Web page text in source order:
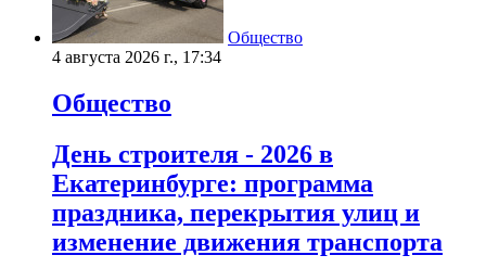
Общество
4 августа 2026 г., 17:34
Общество
День строителя - 2026 в
Екатеринбурге: программа
праздника, перекрытия улиц и
изменение движения транспорта